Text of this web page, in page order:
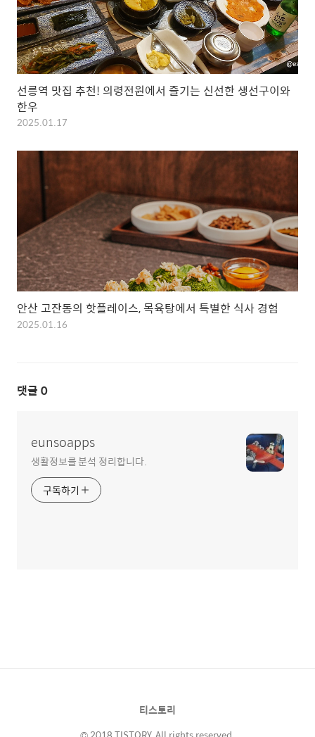
선릉역 맛집 추천! 의령전원에서 즐기는 신선한 생선구이와
한우
2025.01.17
안산 고잔동의 핫플레이스, 목육탕에서 특별한 식사 경험
2025.01.16
댓글 0
eunsoapps
생활정보를 분석 정리합니다.
구독하기
티스토리